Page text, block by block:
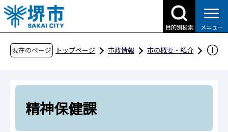
こ
の
ペ
目的別検索 メニュー
現在のページ トップページ 市政情報
市の概要・紹介
健康福祉局
健康部 精神保健課
精神保健課